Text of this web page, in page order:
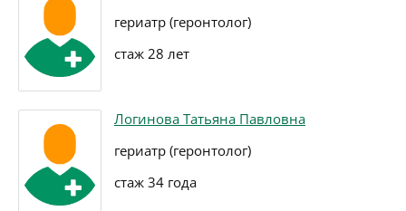
гериатр (геронтолог)
стаж 28 лет
Логинова Татьяна Павловна
гериатр (геронтолог)
стаж 34 года